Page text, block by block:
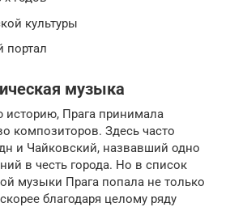
культуры
портал
музыка
Прага принимала
композиторов. Здесь часто
и Чайковский, назвавший одно
в честь города. Но в список
музыки Прага попала не только
благодаря целому ряду